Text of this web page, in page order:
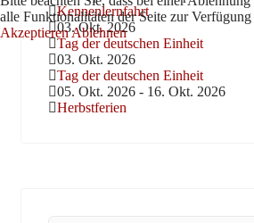
Kennenlernfahrt
03. Okt. 2026
Tag der deutschen Einheit
03. Okt. 2026
Tag der deutschen Einheit
05. Okt. 2026 - 16. Okt. 2026
Herbstferien
alle Funktionalitäten der Seite zur Verfügung
Akzeptieren Ablehnen